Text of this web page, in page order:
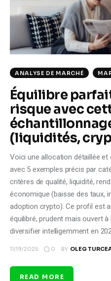
Climate
Markets
Tech
Shop
ANALYSE DE MARCHÉ
Équilibre
risque avec
(liquidités,
Voici une allocation détaillée
avec 5 exemples précis par
critères de qualité, liquidité,
économique (baisse des taux,
adoption crypto). Ce profil est
équilibré, prudent mais ouvert
diversifier intelligemment en
11/19/2025 0 BY OLEG
READ MORE